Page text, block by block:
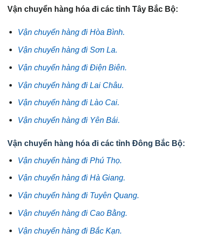
Vận chuyển hàng hóa đi các tỉnh Tây Bắc Bộ:
Vận chuyển hàng đi Hòa Bình.
Vận chuyển hàng đi Sơn La.
Vận chuyển hàng đi Điện Biên.
Vận chuyển hàng đi Lai Châu.
Vận chuyển hàng đi Lào Cai.
Vận chuyển hàng đi Yên Bái.
Vận chuyển hàng hóa đi các tỉnh Đông Bắc Bộ:
Vận chuyển hàng đi Phú Thọ.
Vận chuyển hàng đi Hà Giang.
Vận chuyển hàng đi Tuyên Quang.
Vận chuyển hàng đi Cao Bằng.
Vận chuyển hàng đi Bắc Kạn.